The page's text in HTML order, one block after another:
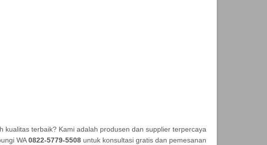
kualitas terbaik? Kami adalah produsen dan supplier terpercaya
WA0822-5779-5508untuk konsultasi gratis dan pemesanan